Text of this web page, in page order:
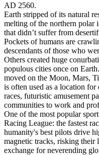
AD 2560.
Earth stripped of its natural
melting of the northern polar
that didn’t suffer from
Pockets of humans are
descendants of those who
Others created huge
populous cities once on
moved on the Moon, Mars,
is often used as a location for
races, futuristic amusement
communities to work and
One of the most popular
Racing League: the fastest
humanity's best pilots drive
magnetic tracks, risking their
exchange for neverending